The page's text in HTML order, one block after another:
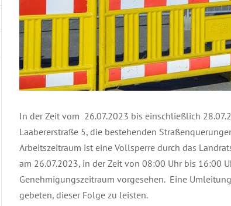
In der Zeit vom 26.07.2023 bis einschließlich
Laabererstraße 5, die bestehenden
Arbeitszeitraum ist eine Vollsperre durch das
am 26.07.2023, in der Zeit von 08:00 Uhr bis 16:00
Genehmigungszeitraum vorgesehen. Eine
gebeten, dieser Folge zu leisten.